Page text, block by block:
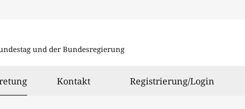
und der Bundesregierung
ausgewählt
Kontakt Registrierung/Login